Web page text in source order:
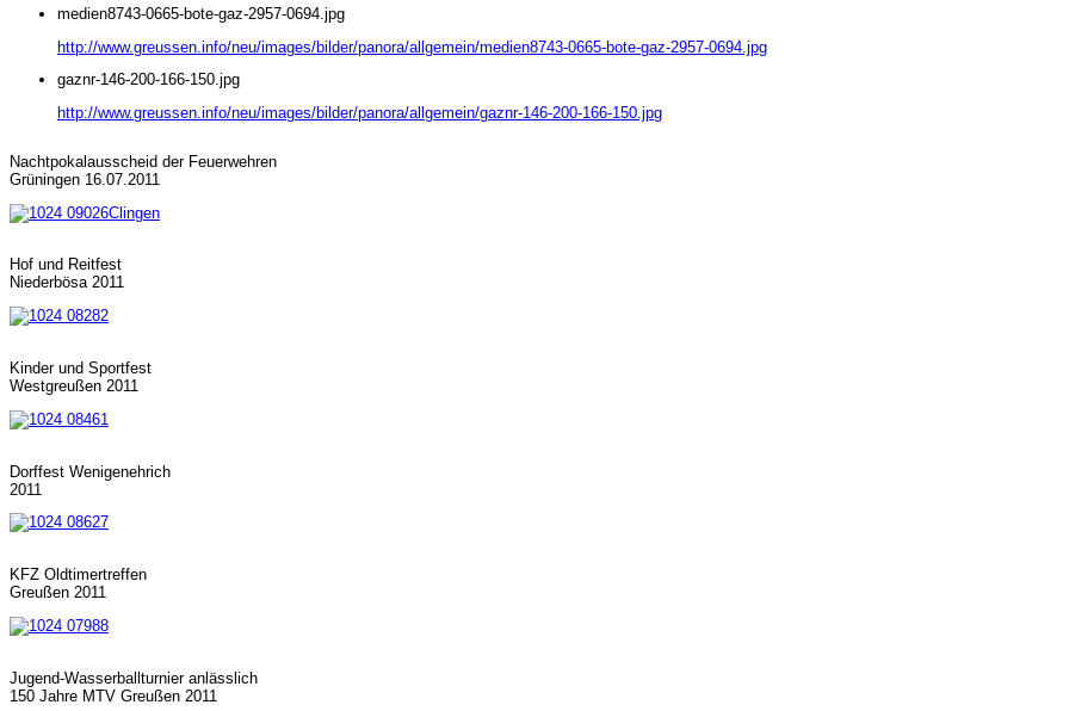
medien8743-0665-bote-gaz-2957-0694.jpg
http://www.greussen.info/neu/images/bilder/panora/allgemein/medien8743-0665-bote-gaz-2957-0694.jpg
gaznr-146-200-166-150.jpg
http://www.greussen.info/neu/images/bilder/panora/allgemein/gaznr-146-200-166-150.jpg
Nachtpokalausscheid der Feuerwehren
Grüningen 16.07.2011
Hof und Reitfest
Niederbösa 2011
Kinder und Sportfest
Westgreußen 2011
Dorffest Wenigenehrich
2011
KFZ Oldtimertreffen
Greußen 2011
Jugend-Wasserballturnier anlässlich
150 Jahre MTV Greußen 2011